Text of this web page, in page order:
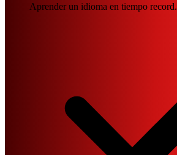
Aprender un idioma en tiempo record.